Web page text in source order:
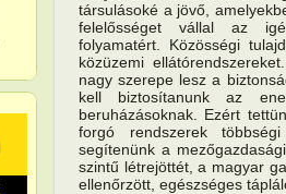
társulásoké a jövő,
felelősséget vállal az
folyamatért. Közösségi
közüzemi
nagy szerepe lesz a
kell biztosítanunk az
beruházásoknak. Ezért
forgó rendszerek
segítenünk a
szintű létrejöttét, a magyar
ellenőrzött, egészséges